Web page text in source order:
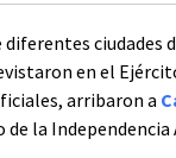
diferentes ciudades
en el
arribaron a
de la